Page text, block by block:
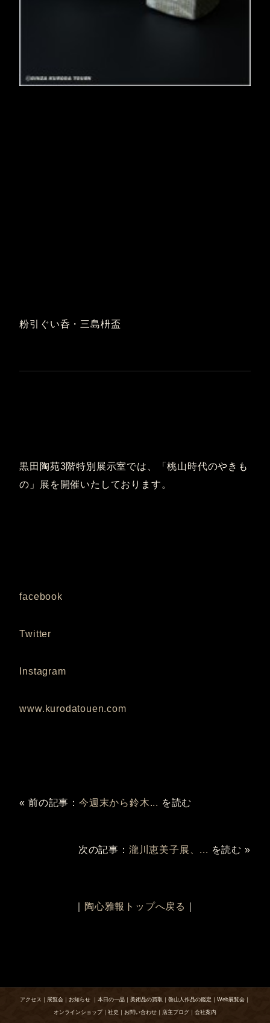
粉引ぐい呑・三島枡盃
黒田陶苑3階特別展示室では、「桃山時代のやきも
の」展を開催いたしております。
facebook
Twitter
Instagram
www.kurodatouen.com
« 前の記事：今週末から鈴木... を読む
次の記事： 瀧川恵美子展、... を読む »
陶心雅報トップへ戻る
アクセス ｜ 展覧会 ｜ お知らせ ｜ 本日の一品 ｜ 美術品の買取 ｜ 魯山人作品の鑑定 ｜ Web展覧会 ｜
オンラインショップ｜ 社史 ｜ お問い合わせ ｜ 店主ブログ ｜ 会社案内